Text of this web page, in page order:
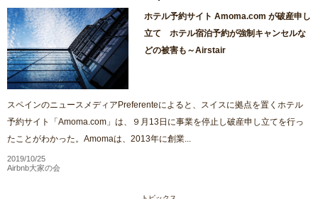
ホテル予約サイト Amoma.com が破産申し
立て ホテル宿泊予約が強制キャンセルな
どの被害も～Airstair
スペインのニュースメディアPreferenteによると、スイスに拠点を置くホテル
予約サイト「Amoma.com」は、９月13日に事業を停止し破産申し立てを行っ
たことがわかった。Amomaは、2013年に創業...
2019/10/25
Airbnb大家の会